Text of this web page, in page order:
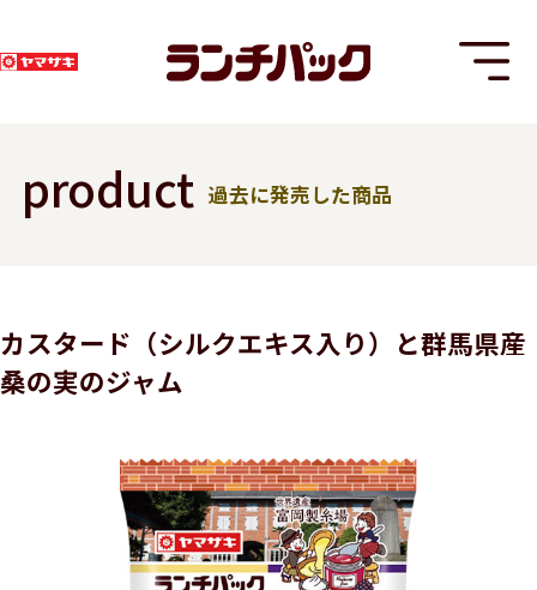
product 過去に発売した商品
カスタード（シルクエキス入り）と群馬県産
桑の実のジャム